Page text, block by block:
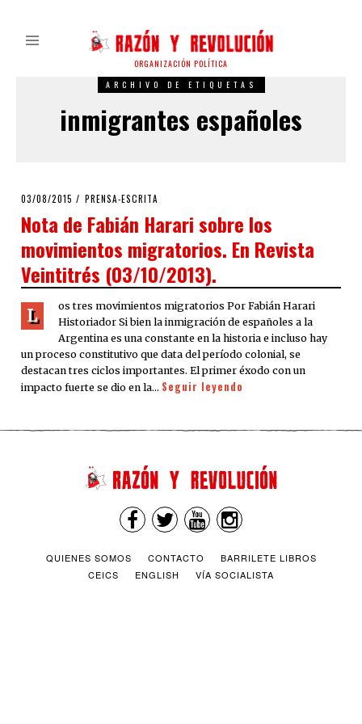
ORGANIZACIÓN POLÍTICA
ARCHIVO DE ETIQUETAS
inmigrantes españoles
POSTED
03/08/2015 PRENSA-ESCRITA
Nota de Fabián Harari sobre los
movimientos migratorios. En Revista
Veintitrés (03/10/2013).
L
os tres movimientos migratorios Por Fabián Harari
Historiador Si bien la inmigración de españoles a la
Argentina es una constante en la historia e incluso hay
un proceso constitutivo que data del período colonial, se
destacan tres ciclos importantes. El primer éxodo con un
impacto fuerte se dio en la… Seguir leyendo
QUIENES SOMOS CONTACTO
BARRILETE LIBROS
CEICS
ENGLISH VÍA SOCIALISTA